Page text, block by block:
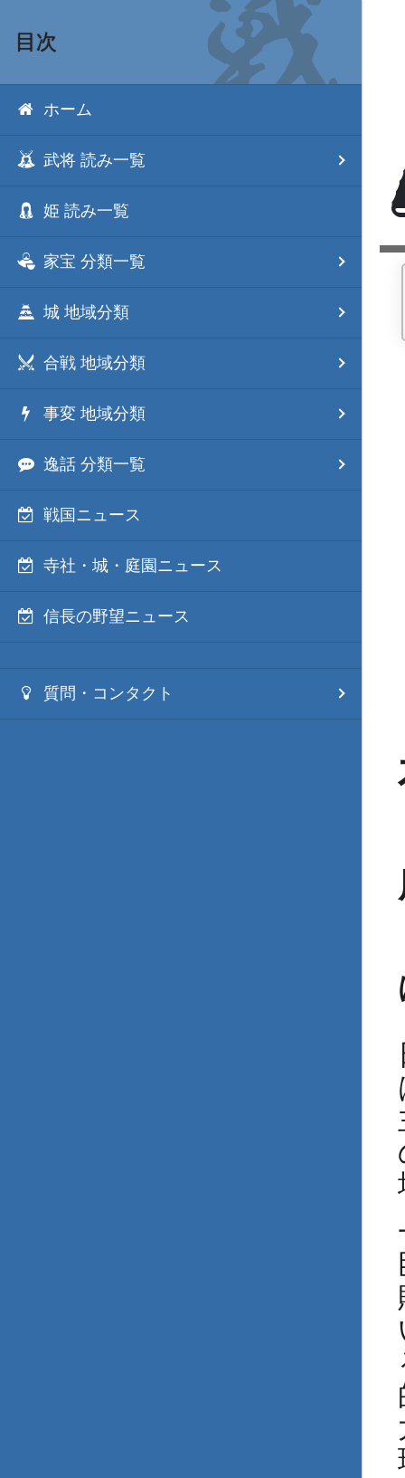
目次
ホーム
武将 読み一覧
姫 読み一覧
家宝 分類一覧
城 地域分類
合戦 地域分類
事変 地域分類
逸話 分類一覧
戦国ニュース
寺社・城・庭園ニュース
信長の野望ニュース
質問・コンタクト